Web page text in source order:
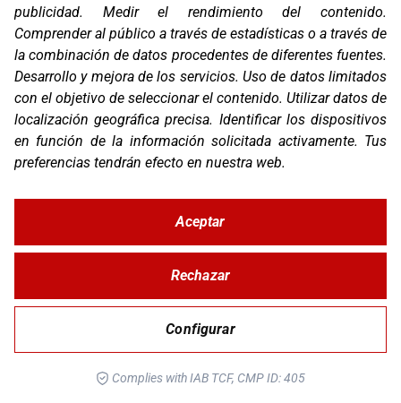
OS-BASE YAMAHA TENERE 700
publicidad. Medir el rendimiento del contenido.
Comprender al público a través de estadísticas o a través de
la combinación de datos procedentes de diferentes fuentes.
Desarrollo y mejora de los servicios.Uso de datos limitados
con el objetivo de seleccionar el contenido. Utilizar datos de
localización geográfica precisa. Identificar los dispositivos
en función de la información solicitada activamente. Tus
preferencias tendrán efecto en nuestra web.
Configurar
Rechazar
Aceptar
Complies with IAB TCF, CMP ID: 405